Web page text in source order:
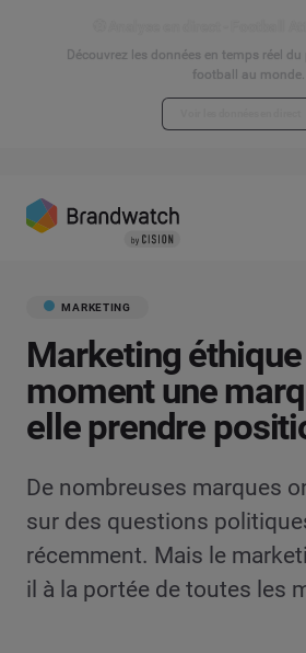
Découvrez les données en temps réel
football au monde.
MARKETING
Marketing éthique
moment une
elle prendre
De nombreuses marques
sur des questions
récemment. Mais le
il à la portée de toutes les